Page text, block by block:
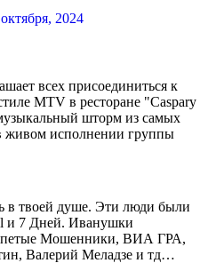
2024
всех присоединиться к
MTV в ресторане "Caspary
шторм из самых
живом исполнении группы
в твоей душе. Эти люди были
и 7 Дней. Иванушки
Мошенники, ВИА ГРА,
Валерий Меладзе и тд…